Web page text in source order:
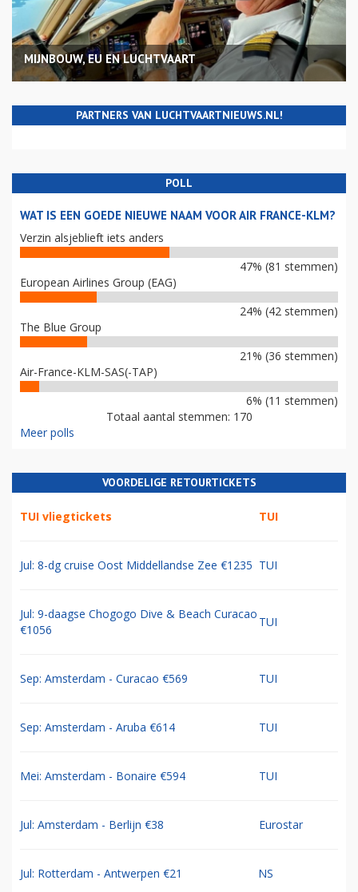
MIJNBOUW, EU EN LUCHTVAART
PARTNERS VAN LUCHTVAARTNIEUWS.NL!
POLL
WAT IS EEN GOEDE NIEUWE NAAM VOOR AIR FRANCE-KLM?
Verzin alsjeblieft iets anders
47% (81 stemmen)
European Airlines Group (EAG)
24% (42 stemmen)
The Blue Group
21% (36 stemmen)
Air-France-KLM-SAS(-TAP)
6% (11 stemmen)
Totaal aantal stemmen: 170
Meer polls
VOORDELIGE RETOURTICKETS
TUI vliegtickets TUI
Jul: 8-dg cruise Oost Middellandse Zee €1235 TUI
Jul: 9-daagse Chogogo Dive & Beach Curacao
€1056
TUI
Sep: Amsterdam - Curacao €569 TUI
Sep: Amsterdam - Aruba €614 TUI
Mei: Amsterdam - Bonaire €594 TUI
Jul: Amsterdam - Berlijn €38 Eurostar
Jul: Rotterdam - Antwerpen €21 NS